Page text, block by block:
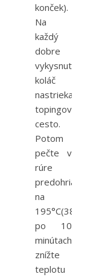
konček).
Na
každý
dobre
vykysnutý
koláč
nastriekajte
topingové
cesto.
Potom
pečte v
rúre
predohriatej
na
po 10
minútach
znížte
teplotu